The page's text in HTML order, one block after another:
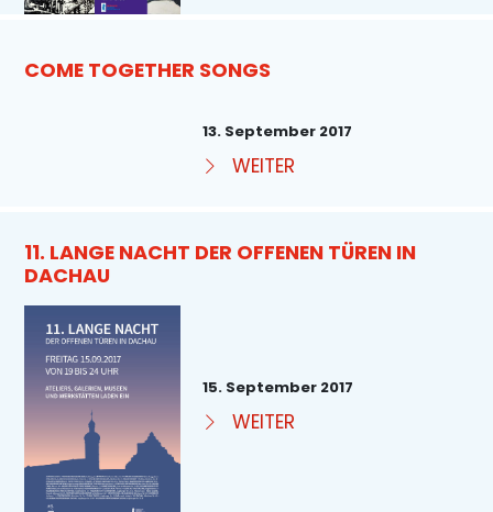
COME TOGETHER SONGS
13. September 2017
WEITER
11. LANGE NACHT DER OFFENEN TÜREN IN
DACHAU
15. September 2017
WEITER